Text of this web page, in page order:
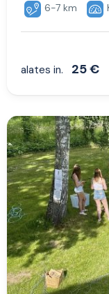
6-7 km
alates in. 25 €